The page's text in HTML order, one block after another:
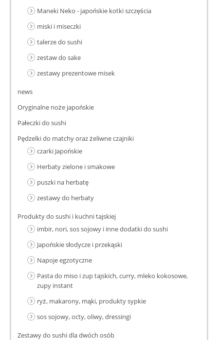
Maneki Neko - japońskie kotki szczęścia
miski i miseczki
talerze do sushi
zestaw do sake
zestawy prezentowe misek
news
Oryginalne noże japońskie
Pałeczki do sushi
Pędzelki do matchy oraz żeliwne czajniki
czarki Japońskie
Herbaty zielone i smakowe
puszki na herbatę
zestawy do herbaty
Produkty do sushi i kuchni tajskiej
imbir, nori, sos sojowy i inne dodatki do sushi
Japońskie słodycze i przekąski
Napoje egzotyczne
Pasta do miso i zup tajskich, curry, mleko kokosowe,
zupy instant
ryż, makarony, mąki, produkty sypkie
sos sojowy, octy, oliwy, dressingi
Zestawy do sushi dla dwóch osób